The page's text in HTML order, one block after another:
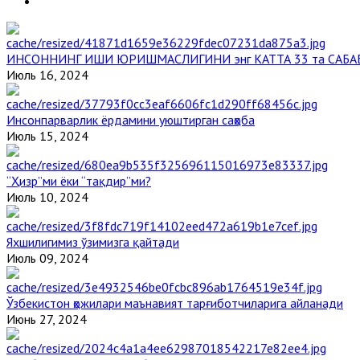
ИНСОННИНГ ИШИ ЮРИШМАСЛИГИНИ энг КАТТА 33 та
Июль 16, 2024
Инсонпарварлик ёрдамини уюштирган саҳоба
Июль 15, 2024
“Ҳизр”ми ёки “тақдир”ми?
Июль 10, 2024
Яхшилигимиз ўзимизга қайтади
Июль 09, 2024
Ўзбекистон ҳожилари маънавият тарғиботчиларига айланади
Июнь 27, 2024